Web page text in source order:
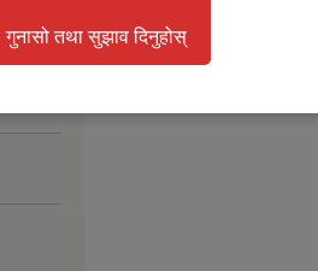
गुनासो तथा सुझाव दिनुहोस्